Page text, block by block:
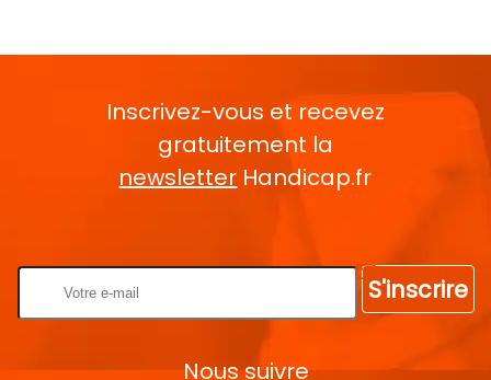
Inscrivez-vous et recevez
gratuitement la
newsletter Handicap.fr
S'inscrire
Nous suivre